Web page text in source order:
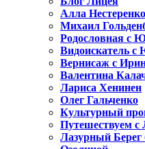
Алла Нестеренко
Михаил
Родословная с
Видоискатель
Вернисаж с
Валентина
Лариса Хенинен
Олег Гальченко
Культурный
Путешествуем с
Лазурный Берег